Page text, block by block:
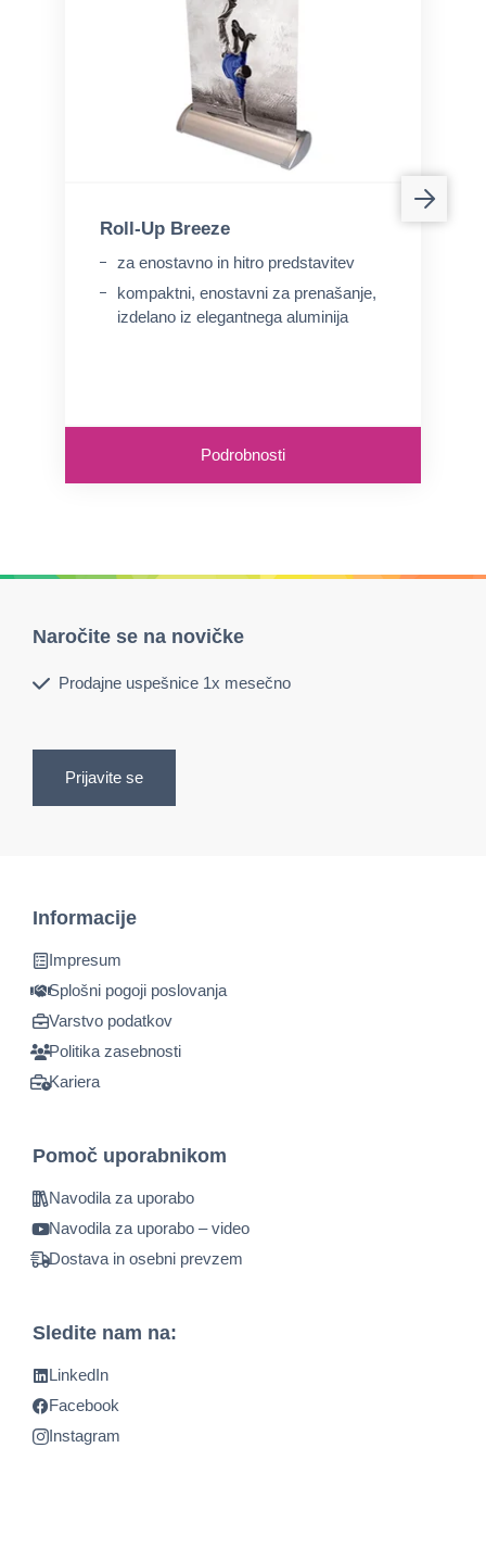
Roll-Up Breeze
za enostavno in hitro predstavitev
kompaktni, enostavni za prenašanje,
izdelano iz elegantnega aluminija
Podrobnosti
Naročite se na novičke
Prodajne uspešnice 1x mesečno
Prijavite se
Informacije
Impresum
Splošni pogoji poslovanja
Varstvo podatkov
Politika zasebnosti
Kariera
Pomoč uporabnikom
Navodila za uporabo
Navodila za uporabo – video
Dostava in osebni prevzem
Sledite nam na:
LinkedIn
Facebook
Instagram